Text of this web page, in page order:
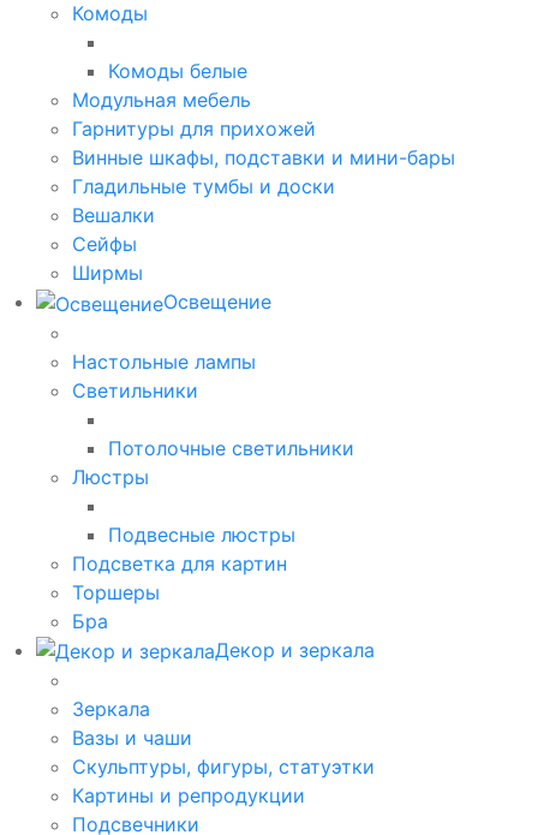
Комоды
Комоды белые
Модульная мебель
Гарнитуры для прихожей
Винные шкафы, подставки и мини-бары
Гладильные тумбы и доски
Вешалки
Сейфы
Ширмы
Освещение
Настольные лампы
Светильники
Потолочные светильники
Люстры
Подвесные люстры
Подсветка для картин
Торшеры
Бра
Декор и зеркала
Зеркала
Вазы и чаши
Скульптуры, фигуры, статуэтки
Картины и репродукции
Подсвечники